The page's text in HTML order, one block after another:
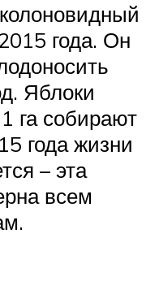
года. Он
Яблоки
га собирают
года жизни
– эта
всем